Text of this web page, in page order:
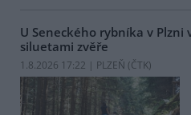
U Seneckého rybníka v Plzni
siluetami zvěře
1.8.2026 17:22 | PLZEŇ (ČTK)